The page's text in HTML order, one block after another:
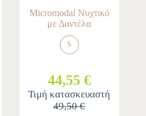
Micromodal Νυχτικό
με Δαντέλα
S
44,55 €
Τιμή κατασκευαστή
49,50 €